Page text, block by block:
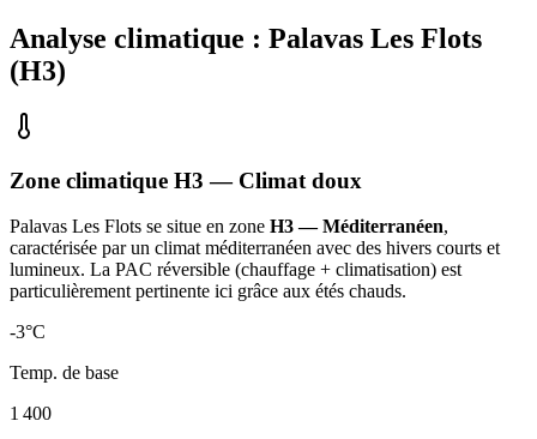
Analyse climatique : Palavas Les Flots
(H3)
Zone climatique H3 — Climat doux
Palavas Les Flots se situe en zone H3 — Méditerranéen,
caractérisée par un climat méditerranéen avec des hivers courts et
lumineux. La PAC réversible (chauffage + climatisation) est
particulièrement pertinente ici grâce aux étés chauds.
-3°C
Temp. de base
1 400